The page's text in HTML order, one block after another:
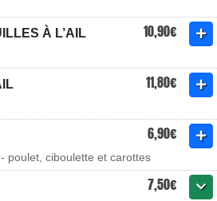
À L’AIL 10,90€
11,80€
6,90€
poulet, ciboulette et carottes
7,50€